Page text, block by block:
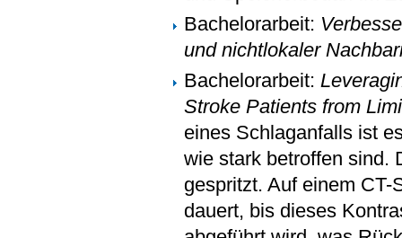
Bachelorarbeit:
und nichtlokaler
Bachelorarbeit:
Stroke Patients from
eines Schlaganfalls ist
wie stark betroffen sind.
gespritzt. Auf einem
dauert, bis dieses